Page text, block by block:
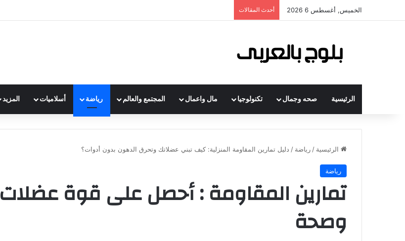
الخميس, أغسطس 6 2026 أحدث المقالات
الرئيسية صحه وجمال تكنولوجيا مال واعمال المجتمع والعالم رياضة أسلاميات المزيد
الرئيسية / رياضة / دليل تمارين المقاومة المنزلية: كيف تبني عضلاتك وتحرق الدهون بدون أدوات؟
رياضة
تمارين المقاومة : أحصل على قوة عضلات
وصحة